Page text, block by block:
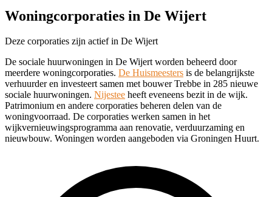
Woningcorporaties in De Wijert
Deze corporaties zijn actief in De Wijert
De sociale huurwoningen in De Wijert worden beheerd door
meerdere woningcorporaties. De Huismeesters is de belangrijkste
verhuurder en investeert samen met bouwer Trebbe in 285 nieuwe
sociale huurwoningen. Nijestee heeft eveneens bezit in de wijk.
Patrimonium en andere corporaties beheren delen van de
woningvoorraad. De corporaties werken samen in het
wijkvernieuwingsprogramma aan renovatie, verduurzaming en
nieuwbouw. Woningen worden aangeboden via Groningen Huurt.